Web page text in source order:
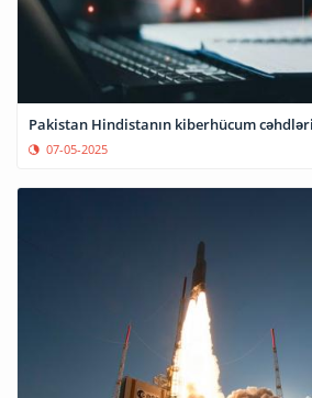
Pakistan Hindistanın kiberhücum
07-05-2025